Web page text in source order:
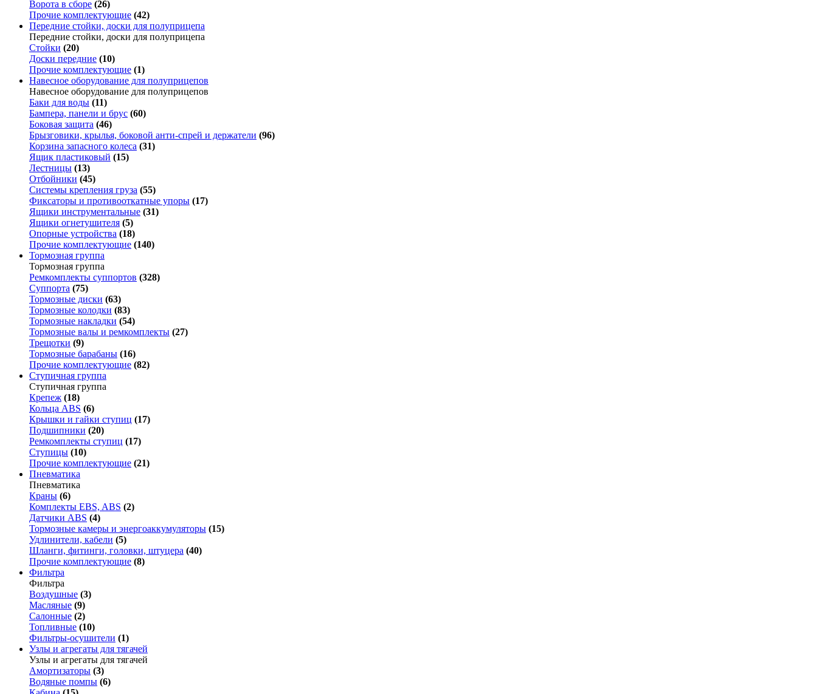
Ворота в сборе (26)
Прочие комплектующие (42)
Передние стойки, доски для полуприцепа
Передние стойки, доски для полуприцепа
Стойки (20)
Доски передние (10)
Прочие комплектующие (1)
Навесное оборудование для полуприцепов
Навесное оборудование для полуприцепов
Баки для воды (11)
Бампера, панели и брус (60)
Боковая защита (46)
Брызговики, крылья, боковой анти-спрей и держатели (96)
Корзина запасного колеса (31)
Ящик пластиковый (15)
Лестницы (13)
Отбойники (45)
Системы крепления груза (55)
Фиксаторы и противооткатные упоры (17)
Ящики инструментальные (31)
Ящики огнетушителя (5)
Опорные устройства (18)
Прочие комплектующие (140)
Тормозная группа
Тормозная группа
Ремкомплекты суппортов (328)
Суппорта (75)
Тормозные диски (63)
Тормозные колодки (83)
Тормозные накладки (54)
Тормозные валы и ремкомплекты (27)
Трещотки (9)
Тормозные барабаны (16)
Прочие комплектующие (82)
Ступичная группа
Ступичная группа
Крепеж (18)
Кольца ABS (6)
Крышки и гайки ступиц (17)
Подшипники (20)
Ремкомплекты ступиц (17)
Ступицы (10)
Прочие комплектующие (21)
Пневматика
Пневматика
Краны (6)
Комплекты EBS, ABS (2)
Датчики ABS (4)
Тормозные камеры и энергоаккумуляторы (15)
Удлинители, кабели (5)
Шланги, фитинги, головки, штуцера (40)
Прочие комплектующие (8)
Фильтра
Фильтра
Воздушные (3)
Масляные (9)
Салонные (2)
Топливные (10)
Фильтры-осушители (1)
Узлы и агрегаты для тягачей
Узлы и агрегаты для тягачей
Амортизаторы (3)
Водяные помпы (6)